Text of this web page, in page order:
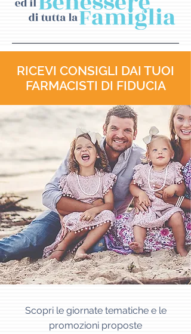
RICEVI CONSIGLI DAI TUOI
FARMACISTI DI FIDUCIA
Scopri le giornate tematiche e le
promozioni proposte